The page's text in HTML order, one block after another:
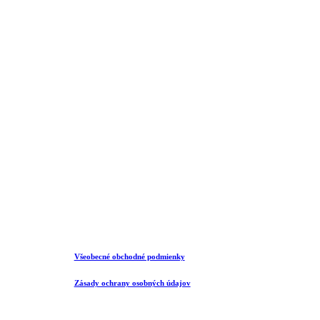
Všeobecné obchodné podmienky
Zásady ochrany osobných údajov